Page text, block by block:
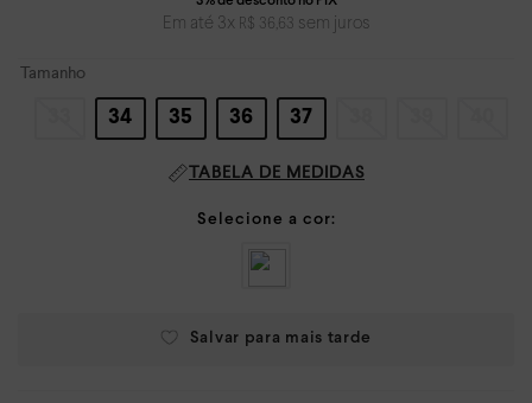
Em até 3x R$ 36,63 sem juros
Tamanho
34 35 36 37
TABELA DE MEDIDAS